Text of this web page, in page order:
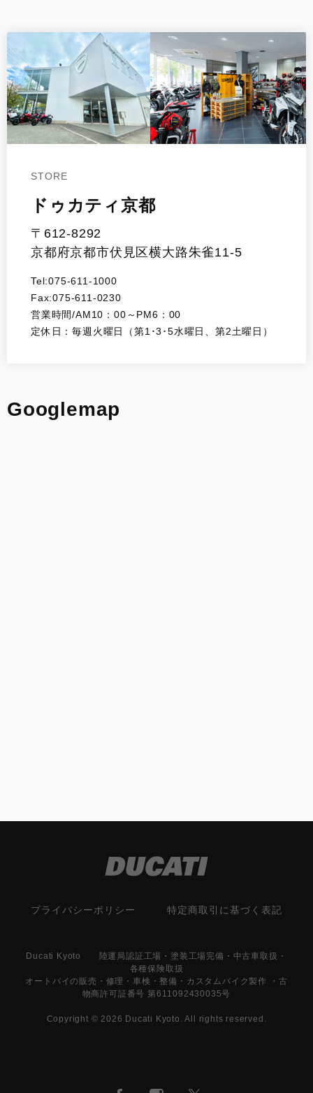
STORE
ドゥカティ京都
〒612-8292
京都府京都市伏見区横大路朱雀11-5
Tel:075-611-1000
Fax:075-611-0230
営業時間/AM10：00～PM6：00
定休日：毎週火曜日（第1･3･5水曜日、第2土曜日）
Googlemap
プライバシーポリシー 特定商取引に基づく表記
Ducati Kyoto 陸運局認証工場・塗装工場完備・中古車取扱・
各種保険取扱
オートバイの販売・修理・車検・整備・カスタムバイク製作 ・古
物商許可証番号 第611092430035号
Copyright © 2026 Ducati Kyoto. All rights reserved.